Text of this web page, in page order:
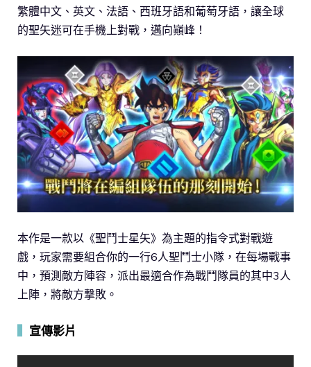
繁體中文、英文、法語、西班牙語和葡萄牙語，讓全球
的聖矢迷可在手機上對戰，邁向巓峰！
本作是一款以《聖鬥士星矢》為主題的指令式對戰遊
戲，玩家需要組合你的一行6人聖鬥士小隊，在每場戰事
中，預測敵方陣容，派出最適合作為戰鬥隊員的其中3人
上陣，將敵方撃敗。
宣傳影片